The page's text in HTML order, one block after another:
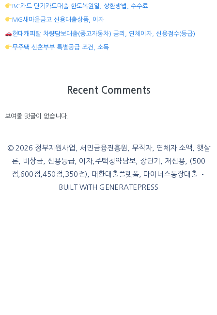
BC카드 단기카드대출 한도복원일, 상환방법, 수수료
MG새마을금고 신용대출상품, 이자
현대캐피탈 차량담보대출(중고자동차) 금리, 연체이자, 신용점수(등급)
무주택 신혼부부 특별공급 조건, 소득
Recent Comments
보여줄 댓글이 없습니다.
© 2026 정부지원사업, 서민금융진흥원, 무직자, 연체자 소액, 햇살
론, 비상금, 신용등급, 이자,주택청약담보, 장단기, 저신용, (500
점,600점,450점,350점), 대환대출플랫폼, 마이너스통장대출 •
BUILT WITH GENERATEPRESS